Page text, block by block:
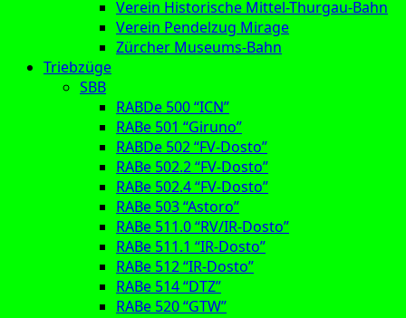
Verein Historische Mittel-Thurgau-Bahn
Verein Pendelzug Mirage
Zürcher Museums-Bahn
Triebzüge
SBB
RABDe 500 “ICN”
RABe 501 “Giruno”
RABDe 502 “FV-Dosto”
RABe 502.2 “FV-Dosto”
RABe 502.4 “FV-Dosto”
RABe 503 “Astoro”
RABe 511.0 “RV/IR-Dosto”
RABe 511.1 “IR-Dosto”
RABe 512 “IR-Dosto”
RABe 514 “DTZ”
RABe 520 “GTW”